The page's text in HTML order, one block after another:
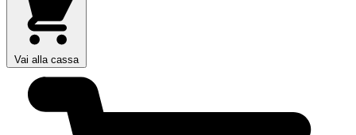
Vai alla cassa